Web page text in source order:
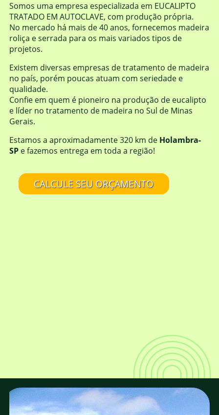
Somos uma empresa especializada em EUCALIPTO
TRATADO EM AUTOCLAVE, com produção própria.
No mercado há mais de 40 anos, fornecemos madeira
roliça e serrada para os mais variados tipos de
projetos.
Existem diversas empresas de tratamento de madeira
no país, porém poucas atuam com seriedade e
qualidade.
Confie em quem é pioneiro na produção de eucalipto
e líder no tratamento de madeira no Sul de Minas
Gerais.
Estamos a aproximadamente 320 km de Holambra-
SP e fazemos entrega em toda a região!
CALCULE SEU ORÇAMENTO